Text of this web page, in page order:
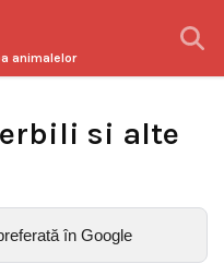
animalelor
si alte
în Google